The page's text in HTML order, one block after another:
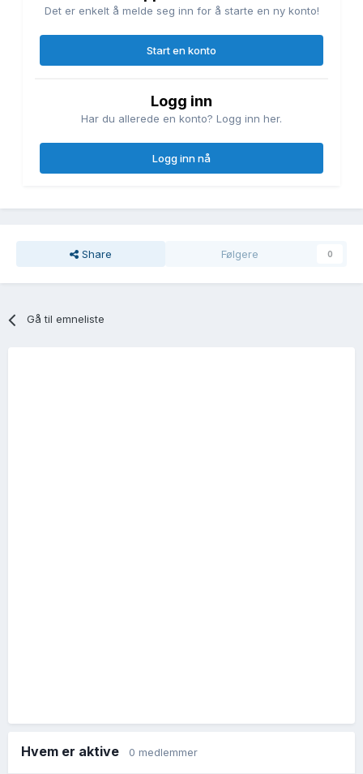
Det er enkelt å melde seg inn for å starte en ny konto!
Start en konto
Logg inn
Har du allerede en konto? Logg inn her.
Logg inn nå
Share Følgere 0
Gå til emneliste
Hvem er aktive 0 medlemmer